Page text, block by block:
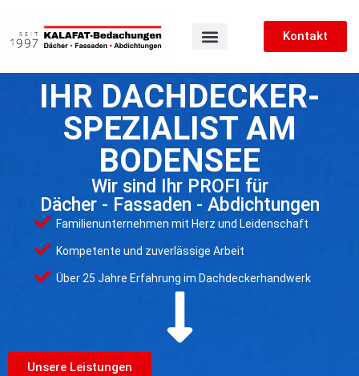
Kontakt
IHR DACHDECKER-
SPEZIALIST AM
BODENSEE
Wir sind Ihr PROFI für
Dächer - Fassaden - Abdichtungen
Familienunternehmen mit Herz und Leidenschaft
Kompetente und zuverlässige Arbeit
Über 25 Jahre Erfahrung im Dachdeckerhandwerk
Unsere Leistungen